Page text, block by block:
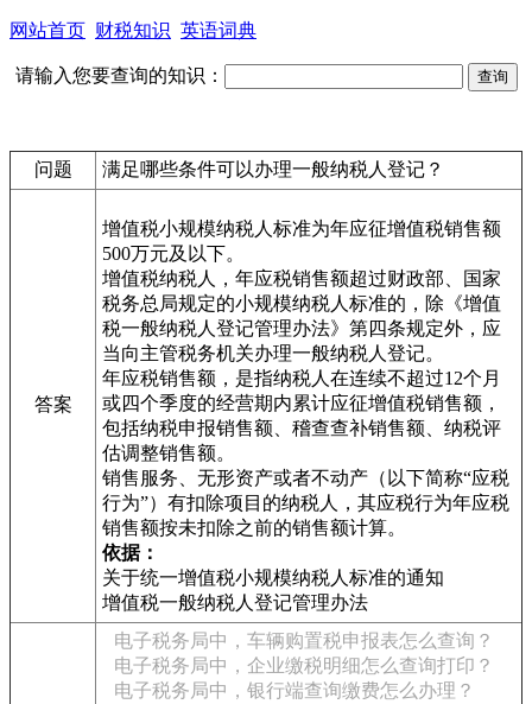
网站首页 财税知识 英语词典
请输入您要查询的知识：
问题 满足哪些条件可以办理一般纳税人登记？
答案
增值税小规模纳税人标准为年应征增值税销售额
500万元及以下。
增值税纳税人，年应税销售额超过财政部、国家
税务总局规定的小规模纳税人标准的，除《增值
税一般纳税人登记管理办法》第四条规定外，应
当向主管税务机关办理一般纳税人登记。
年应税销售额，是指纳税人在连续不超过12个月
或四个季度的经营期内累计应征增值税销售额，
包括纳税申报销售额、稽查查补销售额、纳税评
估调整销售额。
销售服务、无形资产或者不动产（以下简称“应税
行为”）有扣除项目的纳税人，其应税行为年应税
销售额按未扣除之前的销售额计算。
依据：
关于统一增值税小规模纳税人标准的通知
增值税一般纳税人登记管理办法
电子税务局中，车辆购置税申报表怎么查询？
电子税务局中，企业缴税明细怎么查询打印？
电子税务局中，银行端查询缴费怎么办理？